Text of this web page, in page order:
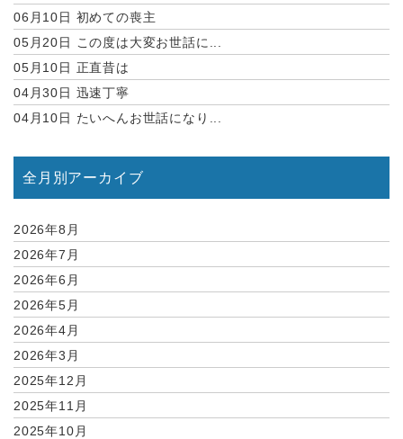
06月10日 初めての喪主
05月20日
この度は大変お世話に...
05月10日 正直昔は
04月30日 迅速丁寧
04月10日 たいへんお世話になり...
全月別アーカイブ
2026年8月
2026年7月
2026年6月
2026年5月
2026年4月
2026年3月
2025年12月
2025年11月
2025年10月